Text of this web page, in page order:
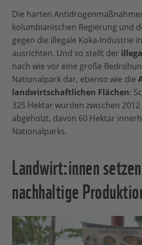
Die harten
kolumbianischen Regierung und
gegen die illegale Koka-Industrie
ausrichten. Und so stellt der
nach wie vor eine große
Nationalpark dar, ebenso wie die
landwirtschaftlichen Flächen:
325 Hektar wurden zwischen
abgeholzt, davon 60 Hektar
Nationalparks.
Landwirt:innen
nachhaltige